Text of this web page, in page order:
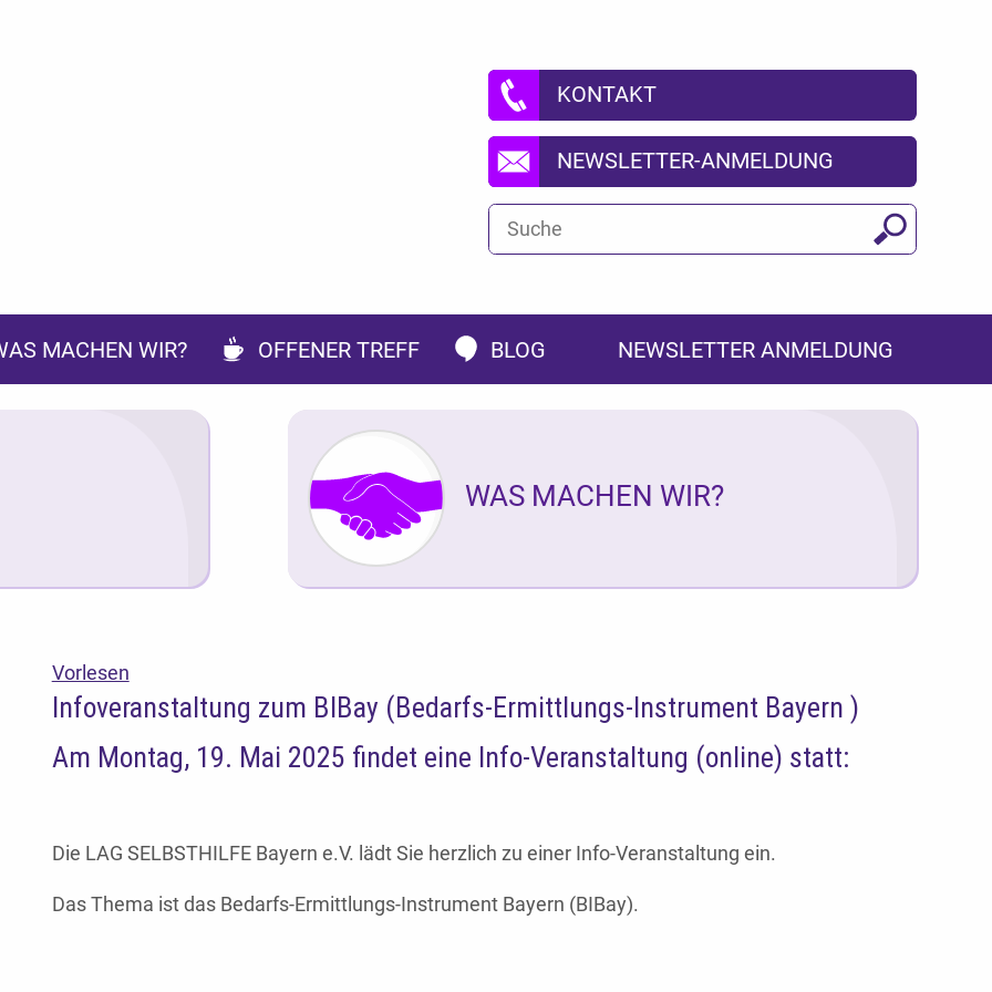
KONTAKT
NEWSLETTER-ANMELDUNG
Suchbegriff
Suchen
MACHEN WIR? OFFENER TREFF BLOG NEWSLETTER ANMELDUNG
WAS MACHEN WIR?
Vorlesen
Infoveranstaltung zum BIBay (Bedarfs-Ermittlungs-Instrument Bayern )
Am Montag, 19. Mai 2025 findet eine Info-Veranstaltung (online) statt:
Die LAG SELBSTHILFE Bayern e.V. lädt Sie herzlich zu einer Info-Veranstaltung ein.
Das Thema ist das Bedarfs-Ermittlungs-Instrument Bayern (BIBay).